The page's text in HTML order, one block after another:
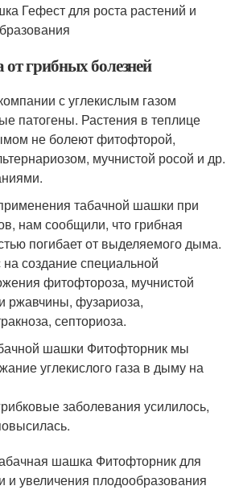
Гефест для роста растений и
грибных болезней
с углекислым газом
патогены. Растения в теплице
не болеют фитофторой,
мучнистой росой и др.
табачной шашки при
нам сообщили, что грибная
погибает от выделяемого дыма.
создание специальной
фитофтороза, мучнистой
ржавчины, фузариоза,
септориоза.
шашки Фитофторник мы
углекислого газа в дыму на
заболевания усилилось,
шашка Фитофторник для
и увеличения плодообразования